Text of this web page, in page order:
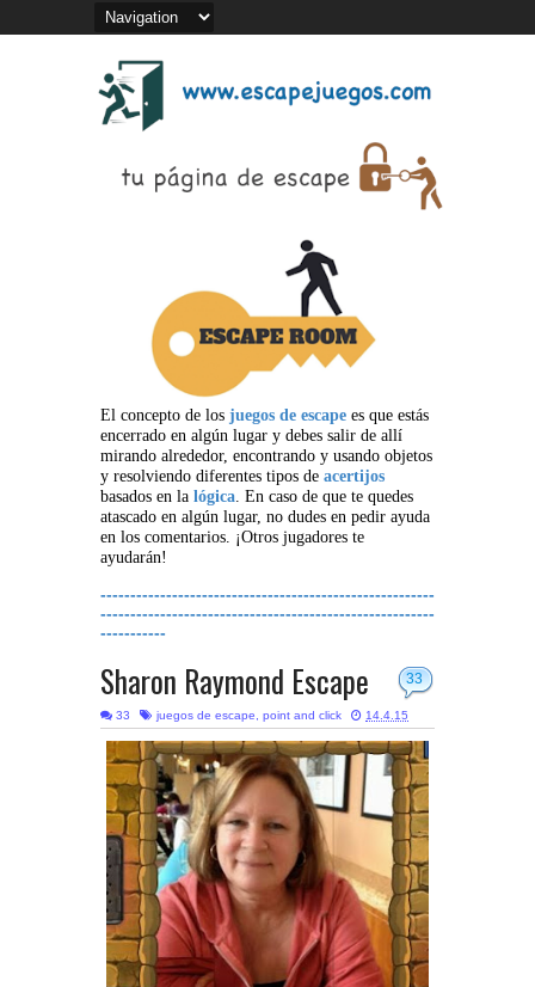
El concepto de los juegos de escape es que estás
encerrado en algún lugar y debes salir de allí
mirando alrededor, encontrando y usando objetos
y resolviendo diferentes tipos de acertijos
basados en la lógica. En caso de que te quedes
atascado en algún lugar, no dudes en pedir ayuda
en los comentarios. ¡Otros jugadores te
ayudarán!
--------------------------------------------------------
--------------------------------------------------------
-----------
33
Sharon Raymond Escape
33 juegos de escape, point and click 14.4.15